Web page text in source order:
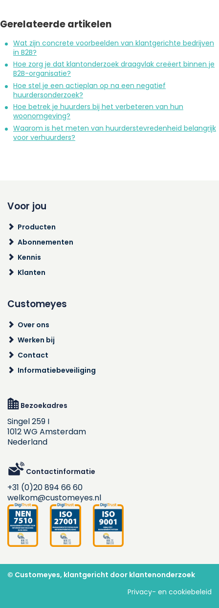
Gerelateerde artikelen
Wat zijn concrete voorbeelden van klantgerichte bedrijven
in B2B?
Hoe zorg je dat klantonderzoek draagvlak creëert binnen je
B2B-organisatie?
Hoe stel je een actieplan op na een negatief
huurdersonderzoek?
Hoe betrek je huurders bij het verbeteren van hun
woonomgeving?
Waarom is het meten van huurderstevredenheid belangrijk
voor verhuurders?
Voor jou
Producten
Abonnementen
Kennis
Klanten
Customeyes
Over ons
Werken bij
Contact
Informatiebeveiliging
Bezoekadres
Singel 259 I
1012 WG Amsterdam
Nederland
Contactinformatie
+31 (0)20 894 66 60
welkom@customeyes.nl
© Customeyes, klantgericht door klantenonderzoek
Privacy- en cookiebeleid